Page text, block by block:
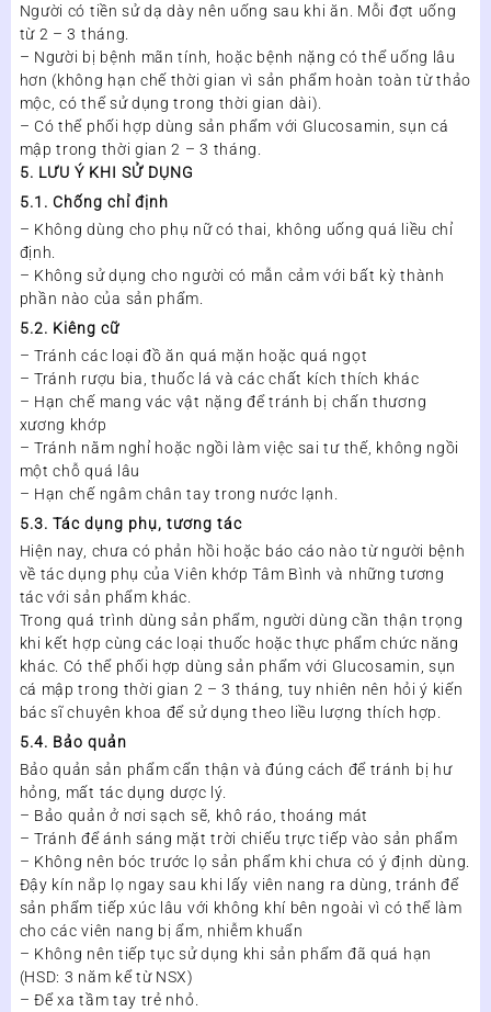
Người có tiền sử dạ dày nên uống sau khi ăn. Mỗi đợt uống
từ 2 – 3 tháng.
– Người bị bệnh mãn tính, hoặc bệnh nặng có thể uống lâu
hơn (không hạn chế thời gian vì sản phẩm hoàn toàn từ thảo
mộc, có thể sử dụng trong thời gian dài).
– Có thể phối hợp dùng sản phẩm với Glucosamin, sụn cá
mập trong thời gian 2 – 3 tháng.
5. LƯU Ý KHI SỬ DỤNG
5.1. Chống chỉ định
– Không dùng cho phụ nữ có thai, không uống quá liều chỉ
định.
– Không sử dụng cho người có mẫn cảm với bất kỳ thành
phần nào của sản phẩm.
5.2. Kiêng cữ
– Tránh các loại đồ ăn quá mặn hoặc quá ngọt
– Tránh rượu bia, thuốc lá và các chất kích thích khác
– Hạn chế mang vác vật nặng để tránh bị chấn thương
xương khớp
– Tránh nằm nghỉ hoặc ngồi làm việc sai tư thế, không ngồi
một chỗ quá lâu
– Hạn chế ngâm chân tay trong nước lạnh.
5.3. Tác dụng phụ, tương tác
Hiện nay, chưa có phản hồi hoặc báo cáo nào từ người bệnh
về tác dụng phụ của Viên khớp Tâm Bình và những tương
tác với sản phẩm khác.
Trong quá trình dùng sản phẩm, người dùng cần thận trọng
khi kết hợp cùng các loại thuốc hoặc thực phẩm chức năng
khác. Có thể phối hợp dùng sản phẩm với Glucosamin, sụn
cá mập trong thời gian 2 – 3 tháng, tuy nhiên nên hỏi ý kiến
bác sĩ chuyên khoa để sử dụng theo liều lượng thích hợp.
5.4. Bảo quản
Bảo quản sản phẩm cẩn thận và đúng cách để tránh bị hư
hỏng, mất tác dụng dược lý.
– Bảo quản ở nơi sạch sẽ, khô ráo, thoáng mát
– Tránh để ánh sáng mặt trời chiếu trực tiếp vào sản phẩm
– Không nên bóc trước lọ sản phẩm khi chưa có ý định dùng.
Đậy kín nắp lọ ngay sau khi lấy viên nang ra dùng, tránh để
sản phẩm tiếp xúc lâu với không khí bên ngoài vì có thể làm
cho các viên nang bị ẩm, nhiễm khuẩn
– Không nên tiếp tục sử dụng khi sản phẩm đã quá hạn
(HSD: 3 năm kể từ NSX)
– Để xa tầm tay trẻ nhỏ.